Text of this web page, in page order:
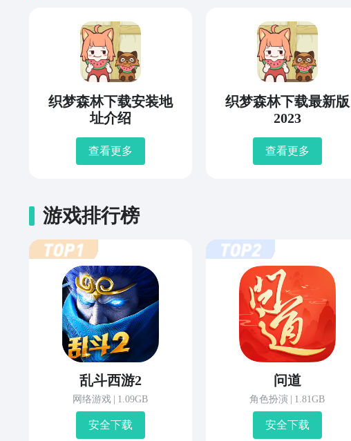
织梦森林下载安装地
址介绍
查看更多
织梦森林下载最新版
2023
查看更多
游戏排行榜
乱斗西游2
网络游戏 1.09GB
安 全 下 载
问道
角色扮演 1.81GB
安 全 下 载